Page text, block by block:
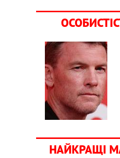
НАЙКРАЩІ